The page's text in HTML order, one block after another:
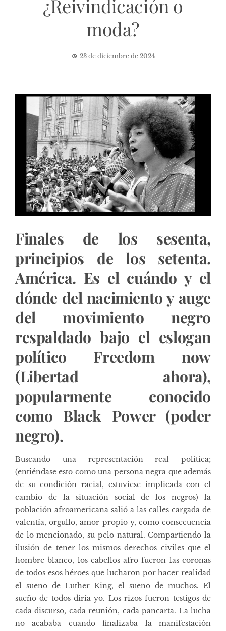
¿Reivindicación o
moda?
23 de diciembre de 2024
Finales de los sesenta,
principios de los setenta.
América. Es el cuándo y el
dónde del nacimiento y auge
del movimiento negro
respaldado bajo el eslogan
político Freedom now
(Libertad ahora),
popularmente conocido
como Black Power (poder
negro).
Buscando una representación real política;
(entiéndase esto como una persona negra que además
de su condición racial, estuviese implicada con el
cambio de la situación social de los negros) la
población afroamericana salió a las calles cargada de
valentía, orgullo, amor propio y, como consecuencia
de lo mencionado, su pelo natural. Compartiendo la
ilusión de tener los mismos derechos civiles que el
hombre blanco, los cabellos afro fueron las coronas
de todos esos héroes que lucharon por hacer realidad
el sueño de Luther King, el sueño de muchos. El
sueño de todos diría yo. Los rizos fueron testigos de
cada discurso, cada reunión, cada pancarta. La lucha
no acababa cuando finalizaba la manifestación